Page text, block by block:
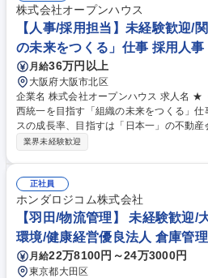
株式会社オープンハウス
【人事/採用担当】未経験歓迎/
の未来をつくる」仕事 採用人事
月給36万円以上
大阪府大阪市北区
企業名 株式会社オープンハウス 求人名 ★【人事/採用担当】未経験歓迎/関
西統一を目指す「組織の未来をつくる」仕事 仕事の内容 業界トップ
スの成長率、目指すは「日本一」の不動
来をつくる人事採用担当をお任せします
の平均売上成長率28％以上を実現。日本を
方も続々入社。中途入社者の85%以上が年
マーケットの変革を行うべく、更なる拡
人達の暮らしに関わる、やりがいの大きな仕事に
【人事/採用担当】未経験歓迎/関西統一を
仕事
業界未経験歓迎
正社員
ホンダロジコム株式会社
【羽田/物流管理】 未経験歓迎/
環境/健康経営優良法人 倉庫管
月給22万8100円～24万3000円
東京都大田区